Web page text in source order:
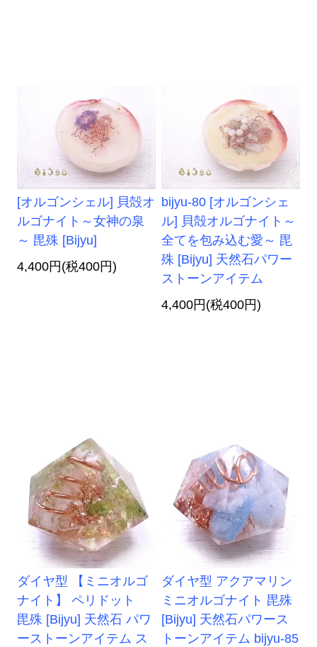
[オルゴンシェル] 貝殻オ
ルゴナイト～女神の泉
～ 毘殊 [Bijyu]
4,400円(税400円)
bijyu-80 [オルゴンシェ
ル] 貝殻オルゴナイト～
全てを包み込む愛～ 毘
殊 [Bijyu] 天然石パワー
ストーンアイテム
4,400円(税400円)
ダイヤ型 【ミニオルゴ
ナイト】 ペリドット
毘殊 [Bijyu] 天然石 パワ
ーストーンアイテム ス
ダイヤ型 アクアマリン
ミニオルゴナイト 毘殊
[Bijyu] 天然石パワース
トーンアイテム bijyu-85